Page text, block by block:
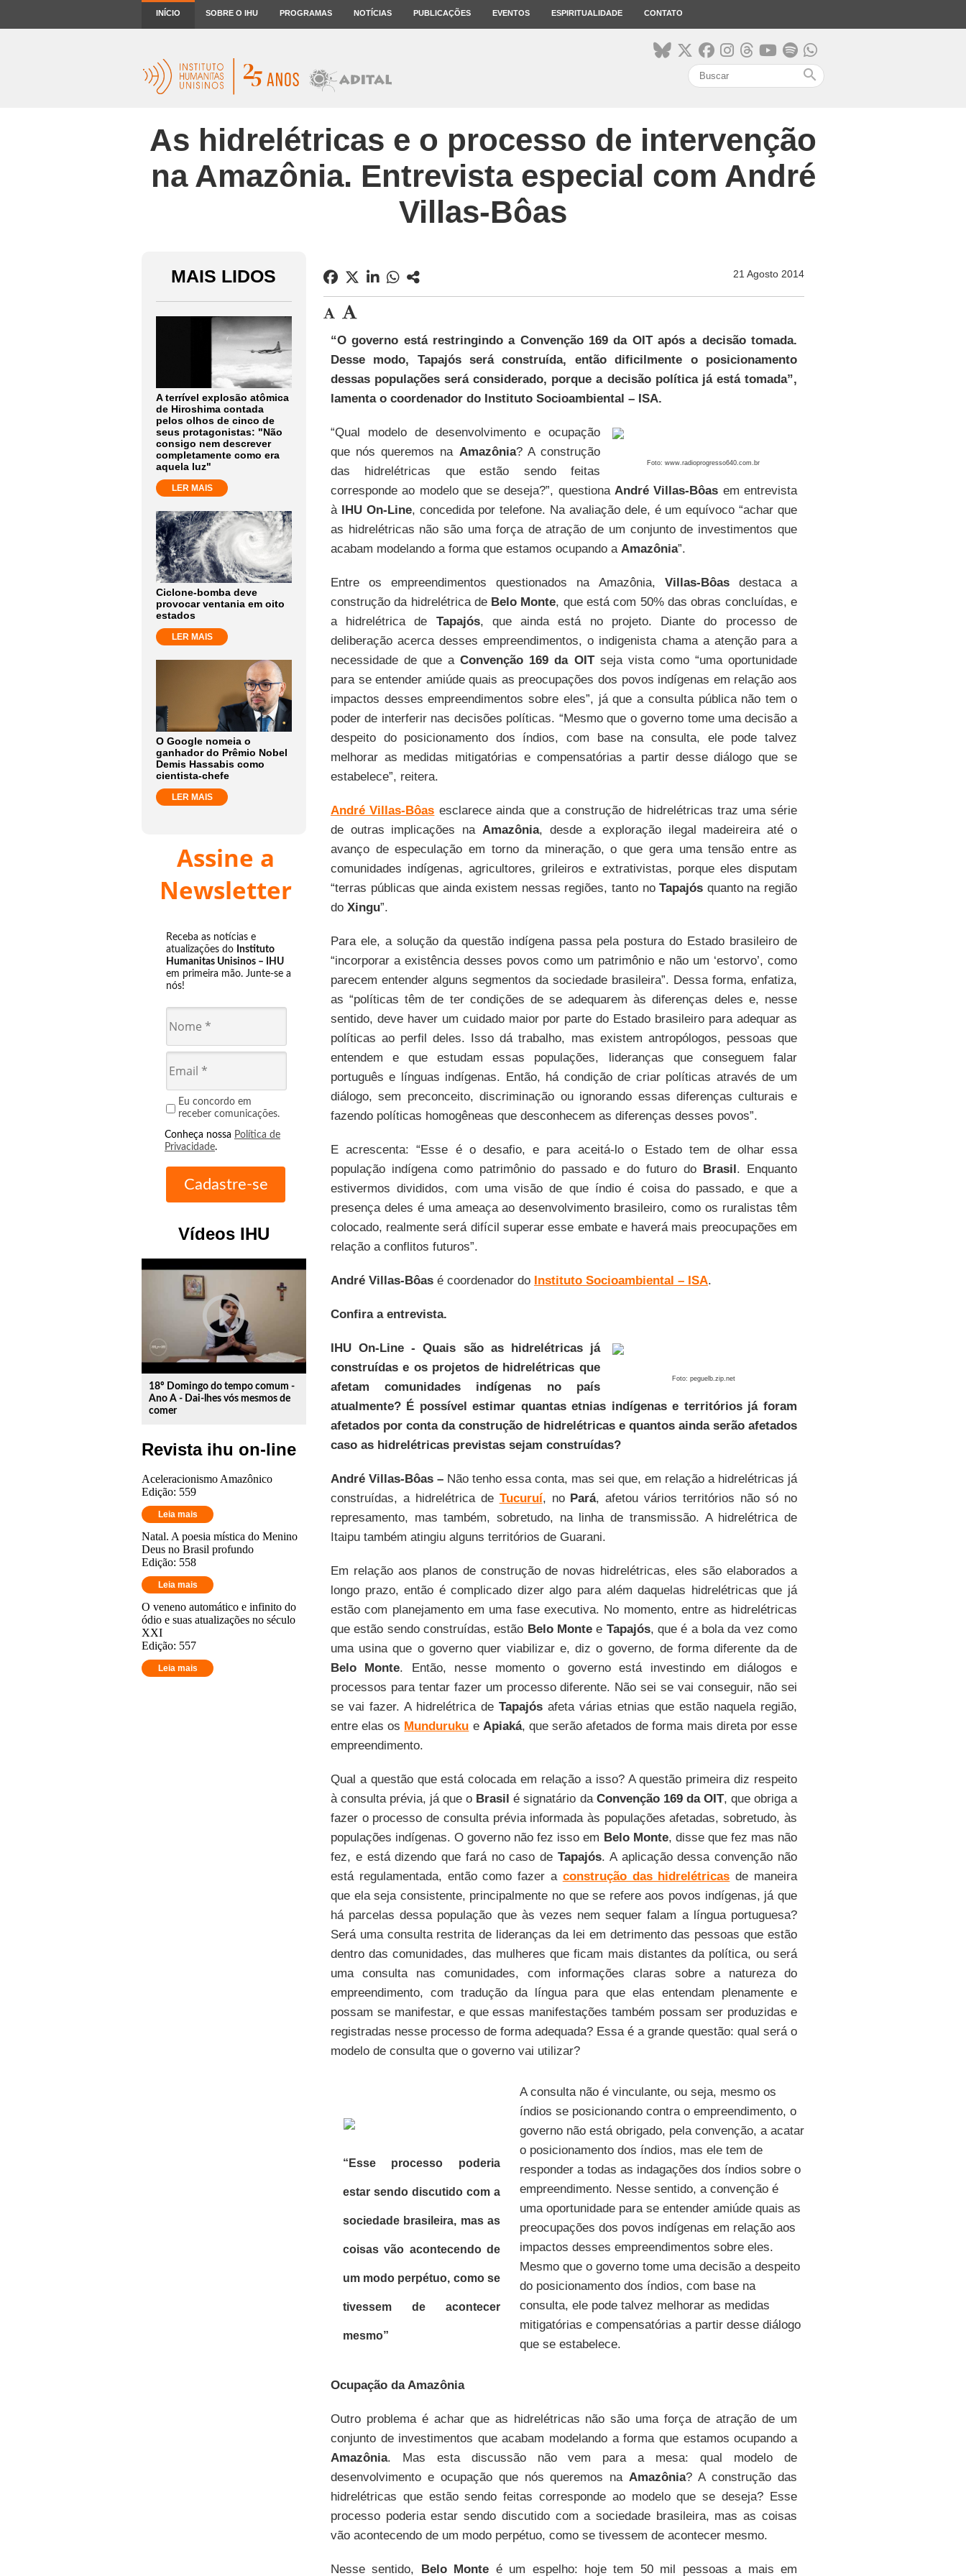
INÍCIO SOBRE O IHU PROGRAMAS NOTÍCIAS PUBLICAÇÕES EVENTOS ESPIRITUALIDADE CONTATO
search
As hidrelétricas e o processo de intervenção
na Amazônia. Entrevista especial com André
Villas-Bôas
MAIS LIDOS
A terrível explosão atômica
de Hiroshima contada
pelos olhos de cinco de
seus protagonistas: "Não
consigo nem descrever
completamente como era
aquela luz"
LER MAIS
Ciclone-bomba deve
provocar ventania em oito
estados
LER MAIS
O Google nomeia o
ganhador do Prêmio Nobel
Demis Hassabis como
cientista-chefe
LER MAIS
Assine a
Newsletter
Receba as notícias e
atualizações do Instituto
Humanitas Unisinos – IHU
em primeira mão. Junte-se a
nós!
Eu concordo em
receber comunicações.
Conheça nossa Política de
Privacidade.
Vídeos IHU
play_circle_outline
18º Domingo do tempo comum -
Ano A - Dai-lhes vós mesmos de
comer
Revista ihu on-line
Aceleracionismo Amazônico
Edição: 559
Leia mais
Natal. A poesia mística do Menino
Deus no Brasil profundo
Edição: 558
Leia mais
O veneno automático e infinito do
ódio e suas atualizações no século
XXI
Edição: 557
Leia mais
21 Agosto 2014
“O governo está restringindo a Convenção 169 da OIT após a decisão tomada.
Desse modo, Tapajós será construída, então dificilmente o posicionamento
dessas populações será considerado, porque a decisão política já está tomada”,
lamenta o coordenador do Instituto Socioambiental – ISA.
Foto: www.radioprogresso640.com.br
“Qual modelo de desenvolvimento e ocupação
que nós queremos na Amazônia? A construção
das hidrelétricas que estão sendo feitas
corresponde ao modelo que se deseja?”, questionaAndré Villas-Bôas em entrevista
à IHU On-Line, concedida por telefone. Na avaliação dele, é um equívoco “achar que
as hidrelétricas não são uma força de atração de um conjunto de investimentos que
acabam modelando a forma que estamos ocupando a Amazônia”.
Entre os empreendimentos questionados na Amazônia, Villas-Bôasdestaca a
construção da hidrelétrica de Belo Monte, que está com 50% das obras concluídas, e
a hidrelétrica de Tapajós, que ainda está no projeto. Diante do processo de
deliberação acerca desses empreendimentos, o indigenista chama a atenção para a
necessidade de que aConvenção 169 da OITseja vista como “uma oportunidade
para se entender amiúde quais as preocupações dos povos indígenas em relação aos
impactos desses empreendimentos sobre eles”, já que a consulta pública não tem o
poder de interferir nas decisões políticas. “Mesmo que o governo tome uma decisão a
despeito do posicionamento dos índios, com base na consulta, ele pode talvez
melhorar as medidas mitigatórias e compensatórias a partir desse diálogo que se
estabelece”, reitera.
André Villas-Bôas esclarece ainda que a construção de hidrelétricas traz uma série
de outras implicações na Amazônia, desde a exploração ilegal madeireira até o
avanço de especulação em torno da mineração, o que gera uma tensão entre as
comunidades indígenas, agricultores, grileiros e extrativistas, porque eles disputam
“terras públicas que ainda existem nessas regiões, tanto noTapajós quanto na região
do Xingu”.
Para ele, a solução da questão indígena passa pela postura do Estado brasileiro de
“incorporar a existência desses povos como um patrimônio e não um ‘estorvo’, como
parecem entender alguns segmentos da sociedade brasileira”. Dessa forma, enfatiza,
as “políticas têm de ter condições de se adequarem às diferenças deles e, nesse
sentido, deve haver um cuidado maior por parte do Estado brasileiro para adequar as
políticas ao perfil deles. Isso dá trabalho, mas existem antropólogos, pessoas que
entendem e que estudam essas populações, lideranças que conseguem falar
português e línguas indígenas. Então, há condição de criar políticas através de um
diálogo, sem preconceito, discriminação ou ignorando essas diferenças culturais e
fazendo políticas homogêneas que desconhecem as diferenças desses povos”.
E acrescenta: “Esse é o desafio, e para aceitá-lo o Estado tem de olhar essa
população indígena como patrimônio do passado e do futuro do Brasil. Enquanto
estivermos divididos, com uma visão de que índio é coisa do passado, e que a
presença deles é uma ameaça ao desenvolvimento brasileiro, como os ruralistas têm
colocado, realmente será difícil superar esse embate e haverá mais preocupações em
relação a conflitos futuros”.
André Villas-Bôasé coordenador do Instituto Socioambiental – ISA.
Confira a entrevista.
Foto: peguelb.zip.net
IHU On-Line - Quais são as hidrelétricas já
construídas e os projetos de hidrelétricas que
afetam comunidades indígenas no país
atualmente? É possível estimar quantas etnias indígenas e territórios já foram
afetados por conta da construção de hidrelétricas e quantos ainda serão afetados
caso as hidrelétricas previstas sejam construídas?
André Villas-Bôas – Não tenho essa conta, mas sei que, em relação a hidrelétricas já
construídas, a hidrelétrica de Tucuruí, no Pará, afetou vários territórios não só no
represamento, mas também, sobretudo, na linha de transmissão. A hidrelétrica de
Itaipu também atingiu alguns territórios de Guarani.
Em relação aos planos de construção de novas hidrelétricas, eles são elaborados a
longo prazo, então é complicado dizer algo para além daquelas hidrelétricas que já
estão com planejamento em uma fase executiva. No momento, entre as hidrelétricas
que estão sendo construídas, estão Belo Montee Tapajós, que é a bola da vez como
uma usina que o governo quer viabilizar e, diz o governo, de forma diferente da de
Belo Monte. Então, nesse momento o governo está investindo em diálogos e
processos para tentar fazer um processo diferente. Não sei se vai conseguir, não sei
se vai fazer. A hidrelétrica de Tapajósafeta várias etnias que estão naquela região,
entre elas os Munduruku e Apiaká, que serão afetados de forma mais direta por esse
empreendimento.
Qual a questão que está colocada em relação a isso? A questão primeira diz respeito
à consulta prévia, já que o Brasil é signatário da Convenção 169 da OIT, que obriga a
fazer o processo de consulta prévia informada às populações afetadas, sobretudo, às
populações indígenas. O governo não fez isso em Belo Monte, disse que fez mas não
fez, e está dizendo que fará no caso deTapajós. A aplicação dessa convenção não
está regulamentada, então como fazer a construção das hidrelétricas de maneira
que ela seja consistente, principalmente no que se refere aos povos indígenas, já que
há parcelas dessa população que às vezes nem sequer falam a língua portuguesa?
Será uma consulta restrita de lideranças da lei em detrimento das pessoas que estão
dentro das comunidades, das mulheres que ficam mais distantes da política, ou será
uma consulta nas comunidades, com informações claras sobre a natureza do
empreendimento, com tradução da língua para que elas entendam plenamente e
possam se manifestar, e que essas manifestações também possam ser produzidas e
registradas nesse processo de forma adequada? Essa é a grande questão: qual será o
modelo de consulta que o governo vai utilizar?
“Esse processo poderia
estar sendo discutido com a
sociedade brasileira, mas as
coisas vão acontecendo de
um modo perpétuo, como se
tivessem de acontecer
mesmo”
A consulta não é vinculante, ou seja, mesmo os
índios se posicionando contra o empreendimento, o
governo não está obrigado, pela convenção, a acatar
o posicionamento dos índios, mas ele tem de
responder a todas as indagações dos índios sobre o
empreendimento. Nesse sentido, a convenção é
uma oportunidade para se entender amiúde quais as
preocupações dos povos indígenas em relação aos
impactos desses empreendimentos sobre eles.
Mesmo que o governo tome uma decisão a despeito
do posicionamento dos índios, com base na
consulta, ele pode talvez melhorar as medidas
mitigatórias e compensatórias a partir desse diálogo
que se estabelece.
Ocupação da Amazônia
Outro problema é achar que as hidrelétricas não são uma força de atração de um
conjunto de investimentos que acabam modelando a forma que estamos ocupando a
Amazônia. Mas esta discussão não vem para a mesa: qual modelo de
desenvolvimento e ocupação que nós queremos naAmazônia? A construção das
hidrelétricas que estão sendo feitas corresponde ao modelo que se deseja? Esse
processo poderia estar sendo discutido com a sociedade brasileira, mas as coisas
vão acontecendo de um modo perpétuo, como se tivessem de acontecer mesmo.
Nesse sentido, Belo Monte é um espelho: hoje tem 50 mil pessoas a mais em